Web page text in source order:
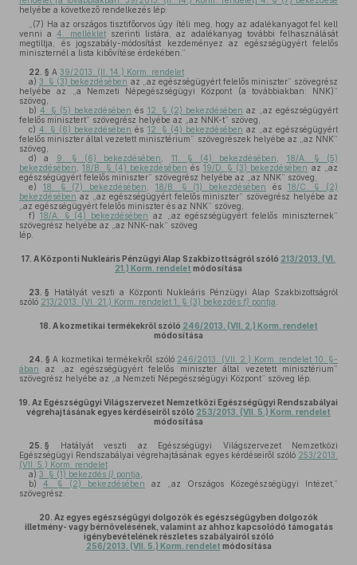
helyébe a következő rendelkezés lép:
„(7) Ha az országos tisztifőorvos úgy ítéli meg, hogy az adalékanyagot fel kell
venni a4. mellékletszerinti listára, az adalékanyag további felhasználását
megtiltja, és jogszabály-módosítást kezdeményez az egészségügyért felelős
miniszternél a lista kibővítése érdekében.”
22. § A 39/2013. (II. 14.) Korm. rendelet
a) 3. § (3) bekezdésében az „az egészségügyért felelős miniszter” szövegrész
helyébe az „a Nemzeti Népegészségügyi Központ (a továbbiakban: NNK)”
szöveg,
b) 4. § (5) bekezdésében és 12. § (2) bekezdésében az „az egészségügyért
felelős minisztert” szövegrész helyébe az „az NNK-t” szöveg,
c) 4. § (6) bekezdésében és 12. § (4) bekezdésében az „az egészségügyért
felelős miniszter által vezetett minisztérium” szövegrészek helyébe az „az NNK”
szöveg,
d) a 9. § (6) bekezdésében 11. § (4) bekezdésében
18/A. § (5)
bekezdésében ,18/B. § (4) bekezdésében és 19/D. § (3) bekezdésében az „az
egészségügyért felelős miniszter” szövegrész helyébe az „az NNK” szöveg,
e)
18. § (7) bekezdésében 18/B. § (1) bekezdésében és 18/C. § (2)
bekezdésében az „az egészségügyért felelős miniszter” szövegrész helyébe az
„az egészségügyért felelős miniszter és az NNK” szöveg,
f) 18/A. § (4) bekezdésében az „az egészségügyért felelős miniszternek”
szövegrész helyébe az „az NNK-nak” szöveg
lép.
17. A Központi Nukleáris Pénzügyi Alap Szakbizottságról szóló 213/2013. (VI.
21.) Korm. rendelet módosítása
23. § Hatályát veszti a Központi Nukleáris Pénzügyi Alap Szakbizottságról
szóló 213/2013. (VI. 21.) Korm. rendelet 1. § (3) bekezdés f) pontja
18. A kozmetikai termékekről szóló 246/2013. (VII. 2.) Korm. rendelet
módosítása
24. § A kozmetikai termékekről szóló 246/2013. (VII. 2.) Korm. rendelet 10. §-
ában az „az egészségügyért felelős miniszter által vezetett minisztérium”
szövegrész helyébe az „a Nemzeti Népegészségügyi Központ” szöveg lép.
19. Az Egészségügyi Világszervezet Nemzetközi Egészségügyi Rendszabályai
végrehajtásának egyes kérdéseiről szóló 253/2013. (VII. 5.) Korm. rendelet
módosítása
25. § Hatályát veszti az Egészségügyi Világszervezet Nemzetközi
Egészségügyi Rendszabályai végrehajtásának egyes kérdéseiről szóló 253/2013.
(VII. 5.) Korm. rendelet
a) 3. § (1) bekezdés l) pontja
b)
4. § (2) bekezdésében az „az Országos Közegészségügyi Intézet,”
szövegrész.
20. Az egyes egészségügyi dolgozók és egészségügyben dolgozók
illetmény- vagy bérnövelésének, valamint az ahhoz kapcsolódó támogatás
igénybevételének részletes szabályairól szóló
256/2013. (VII. 5.) Korm. rendelet módosítása